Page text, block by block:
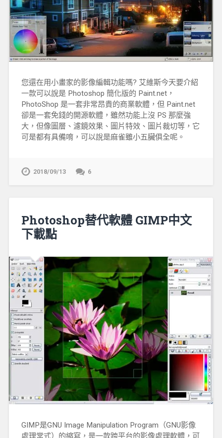
您還在用小畫家的影像編輯功能嗎? 艾維斯今天要介紹
一款可以說是 Photoshop 簡化版的 Paint.net，
PhotoShop 是一套非常昂貴的商業軟體，但 Paint.net
卻是一套免錢的開源軟體，雖然功能上沒 PS 那麼強
大，但像圖層、濾鏡效果、圖片特效、圖片裁切等，它
可是都有具備唷，可以說是麻雀雖小五臟俱全呢。
2018/09/13 6
Photoshop替代軟體 GIMP中文
下載點
GIMP是GNU Image Manipulation Program（GNU影像
處理常式）的縮寫，是一款跨平台的影像處理軟體，可